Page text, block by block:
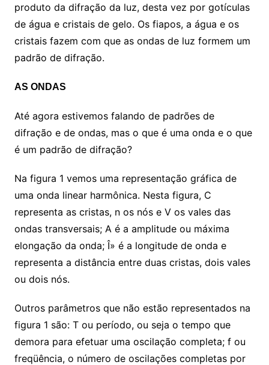
produto da difração da luz, desta vez por gotículas
de água e cristais de gelo. Os fiapos, a água e os
cristais fazem com que as ondas de luz formem um
padrão de difração.
AS ONDAS
Até agora estivemos falando de padrões de
difração e de ondas, mas o que é uma onda e o que
é um padrão de difração?
Na figura 1 vemos uma representação gráfica de
uma onda linear harmônica. Nesta figura, C
representa as cristas, n os nós e V os vales das
ondas transversais; A é a amplitude ou máxima
elongação da onda; Î» é a longitude de onda e
representa a distância entre duas cristas, dois vales
ou dois nós.
Outros parâmetros que não estão representados na
figura 1 são: T ou período, ou seja o tempo que
demora para efetuar uma oscilação completa; f ou
freqüência, o número de oscilações completas por